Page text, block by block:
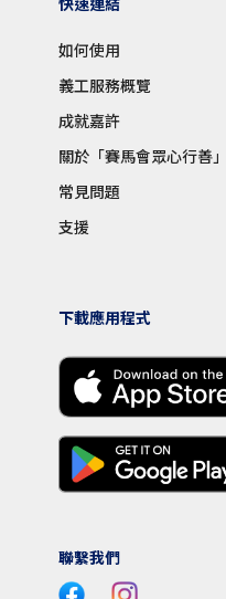
如何使用
義工服務概覽
成就嘉許
關於「賽馬會眾心行善」
常見問題
支援
下載應用程式
聯繫我們